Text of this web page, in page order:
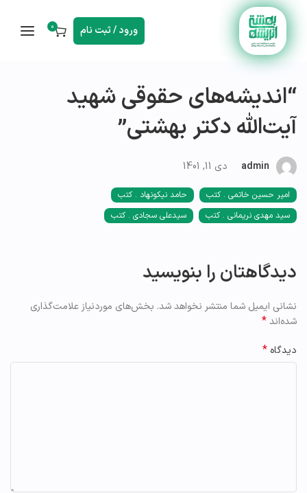
ورود / ثبت نام 0
“اندیشه‌های حقوقی شهید
آیت‌الله دکتر بهشتی”
admin دی 11, 1401
امیر حسین خاتمی . کتب
حامد نیکونهاد . کتب
سید مهدی نریمانی . کتب
سیدعلی سجادی . کتب
دیدگاهتان را بنویسید
نشانی ایمیل شما منتشر نخواهد شد. بخش‌های موردنیاز علامت‌گذاری
شده‌اند*
دیدگاه *